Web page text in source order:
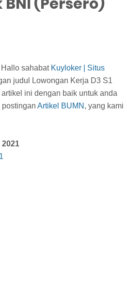
Hallo sahabat Kuyloker | Situs
judul Lowongan Kerja D3 S1
ini dengan baik untuk anda
Artikel BUMN , yang kami